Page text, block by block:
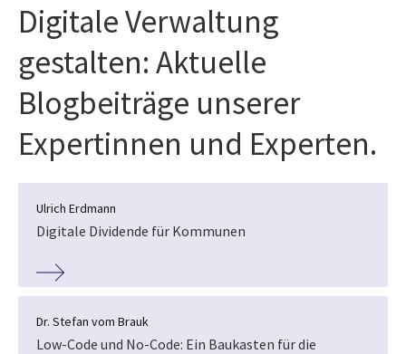
Digitale Verwaltung
gestalten: Aktuelle
Blogbeiträge unserer
Expertinnen und Experten.
Ulrich Erdmann
Digitale Dividende für Kommunen
Dr. Stefan vom Brauk
Low-Code und No-Code: Ein Baukasten für die